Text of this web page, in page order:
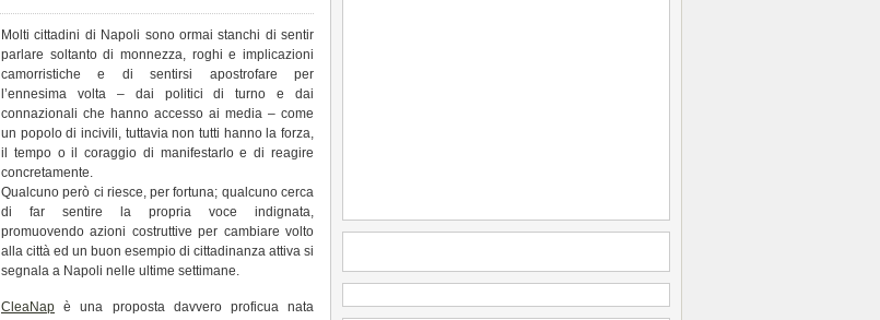
Molti cittadini di Napoli sono ormai stanchi di sentir
parlare soltanto di monnezza, roghi e implicazioni
camorristiche e di sentirsi apostrofare per
l’ennesima volta – dai politici di turno e dai
connazionali che hanno accesso ai media – come
un popolo di incivili, tuttavia non tutti hanno la forza,
il tempo o il coraggio di manifestarlo e di reagire
concretamente.
Qualcuno però ci riesce, per fortuna; qualcuno cerca
di far sentire la propria voce indignata,
promuovendo azioni costruttive per cambiare volto
alla città ed un buon esempio di cittadinanza attiva si
segnala a Napoli nelle ultime settimane.
CleaNap è una proposta davvero proficua nata